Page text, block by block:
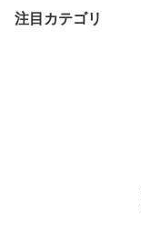
注目カテゴリ